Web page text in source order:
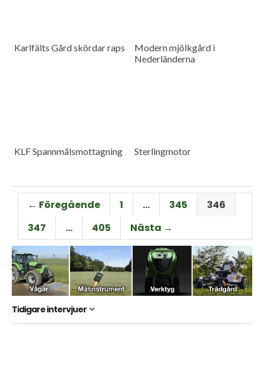
Karlfälts Gård skördar raps
Modern mjölkgård i
Nederländerna
KLF Spannmålsmottagning Sterlingmotor
← Föregående 1 … 345
346
347
… 405 Nästa →
Tidigare intervjuer